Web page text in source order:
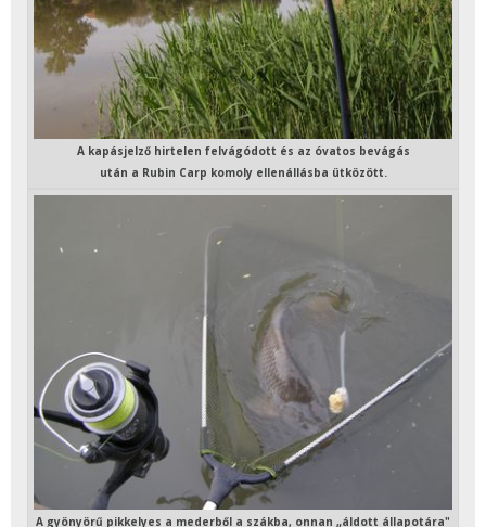
A kapásjelző hirtelen felvágódott és az óvatos bevágás
után a Rubin Carp komoly ellenállásba ütközött.
A gyönyörű pikkelyes a mederből a szákba, onnan „áldott állapotára"